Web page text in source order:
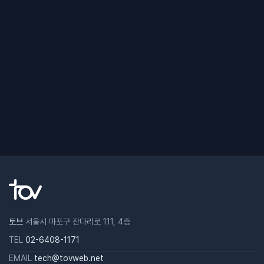
토브 서울시 마포구 잔다리로 111, 4층
TEL 02-6408-1171
EMAIL tech@tovweb.net